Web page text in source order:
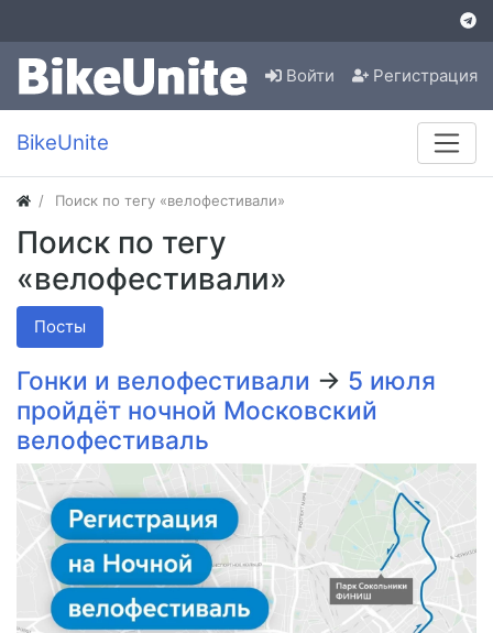
Войти Регистрация
BikeUnite
Поиск по тегу «велофестивали»
Поиск по тегу
«велофестивали»
Посты
Гонки и велофестивали → 5 июля
пройдёт ночной Московский
велофестиваль